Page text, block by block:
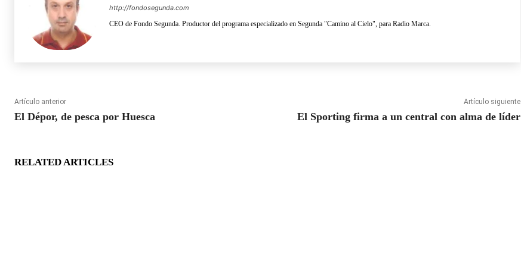
http://fondosegunda.com
CEO de Fondo Segunda. Productor del programa especializado en Segunda "Camino al Cielo", para Radio Marca.
Artículo anterior
El Dépor, de pesca por Huesca
Artículo siguiente
El Sporting firma a un central con alma de líder
RELATED ARTICLES